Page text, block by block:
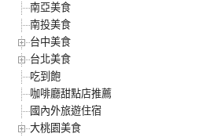
南亞美食
南投美食
台中美食
台北美食
吃到飽
咖啡廳甜點店推薦
國內外旅遊住宿
大桃園美食